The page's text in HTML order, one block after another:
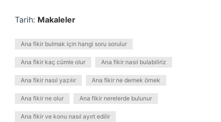
Tarih: Makaleler
Ana fikir bulmak için hangi soru sorulur
Ana fikir kaç cümle olur Ana fikir nasıl bulabiliriz
Ana fikir nasıl yazılır Ana fikir ne demek örnek
Ana fikir ne olur Ana fikir nerelerde bulunur
Ana fikir ve konu nasıl ayırt edilir